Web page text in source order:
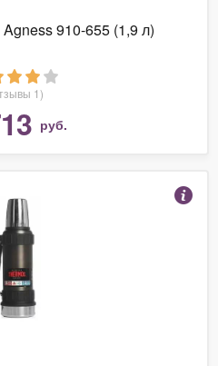
910-655 (1,9 л)
1)
руб.